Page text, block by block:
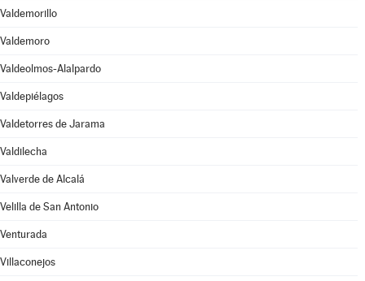
Valdemorillo
Valdemoro
Valdeolmos-Alalpardo
Valdepiélagos
Valdetorres de Jarama
Valdilecha
Valverde de Alcalá
Velilla de San Antonio
Venturada
Villaconejos